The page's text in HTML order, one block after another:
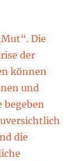
Die
der
können
und
begeben
die